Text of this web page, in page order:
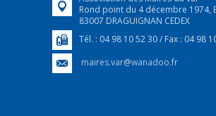
Rond point du 4 décembre 1974,
83007 DRAGUIGNAN CEDEX
Tél. : 04 98 10 52 30 / Fax : 04 98
maires.var@wanadoo.fr